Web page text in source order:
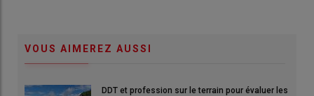
VOUS AIMEREZ AUSSI
DDT et profession sur le terrain pour évaluer les